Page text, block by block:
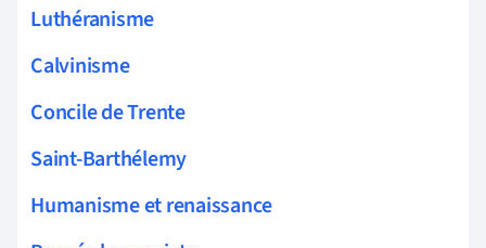
Luthéranisme
Calvinisme
Concile de Trente
Saint-Barthélemy
Humanisme et renaissance